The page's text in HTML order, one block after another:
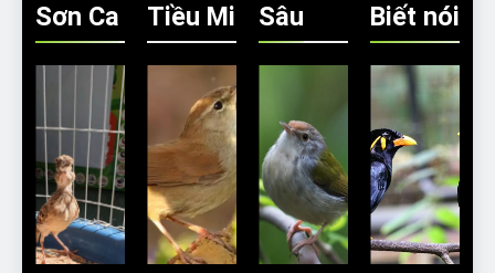
Sơn Ca
Tiều Mi
Sâu
Biết nói